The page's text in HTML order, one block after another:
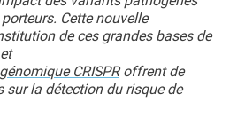
Cette nouvelle
de ces grandes bases de
CRISPRoffrent de
sur la détection du risque de